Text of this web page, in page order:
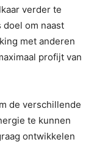
verder te
om naast
met anderen
profijt van
de verschillende
te kunnen
ontwikkelen